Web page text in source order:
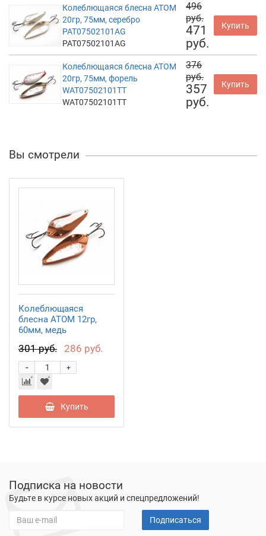
Колеблющаяся блесна АТОМ
20гр, 75мм, серебро
PAT07502101AG
PAT07502101AG
496
руб.
471
руб.
Купить
Колеблющаяся блесна АТОМ
20гр, 75мм, форель
WAT07502101TT
WAT07502101TT
376
руб.
357
руб.
Купить
Вы смотрели
Колеблющаяся
блесна АТОМ 12гр,
60мм, медь
301 руб. 286 руб.
+
-
Купить
Подписка на новости
Будьте в курсе новых акций и спецпредложений!
Подписаться